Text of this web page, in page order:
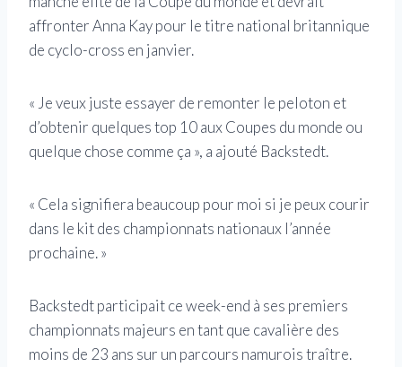
affronter Anna Kay pour le titre national britannique
de cyclo-cross en janvier.
« Je veux juste essayer de remonter le peloton et
d’obtenir quelques top 10 aux Coupes du monde ou
quelque chose comme ça », a ajouté Backstedt.
« Cela signifiera beaucoup pour moi si je peux courir
dans le kit des championnats nationaux l’année
prochaine. »
Backstedt participait ce week-end à ses premiers
championnats majeurs en tant que cavalière des
moins de 23 ans sur un parcours namurois traître.